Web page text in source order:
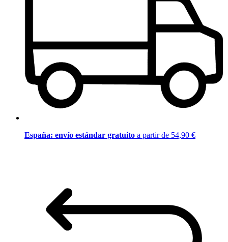
España: envío estándar gratuito a partir de 54,90 €